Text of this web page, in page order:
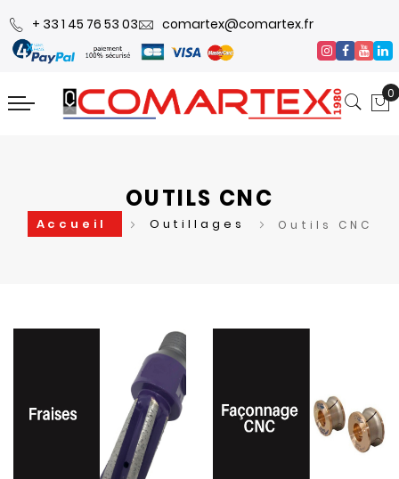
+ 33 1 45 76 53 03 comartex@comartex.fr
0
OUTILS CNC
Accueil Outillages Outils CNC